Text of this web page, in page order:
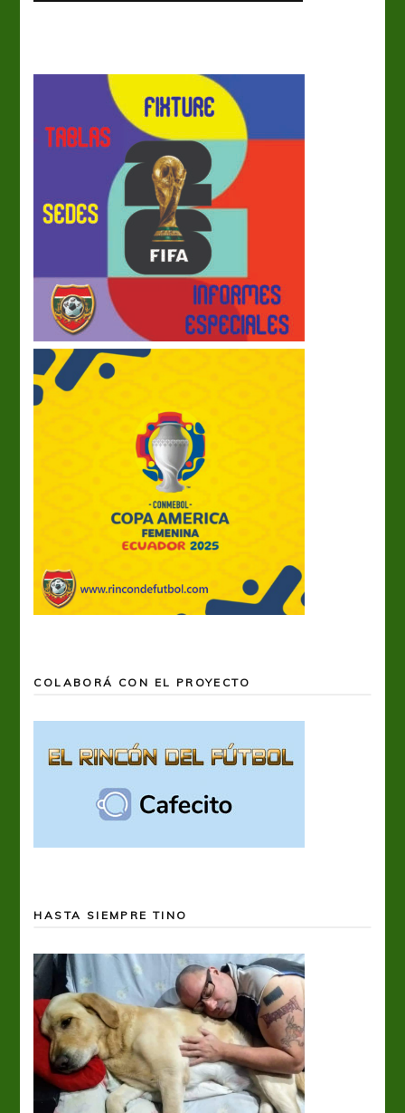
COLABORÁ CON EL PROYECTO
HASTA SIEMPRE TINO